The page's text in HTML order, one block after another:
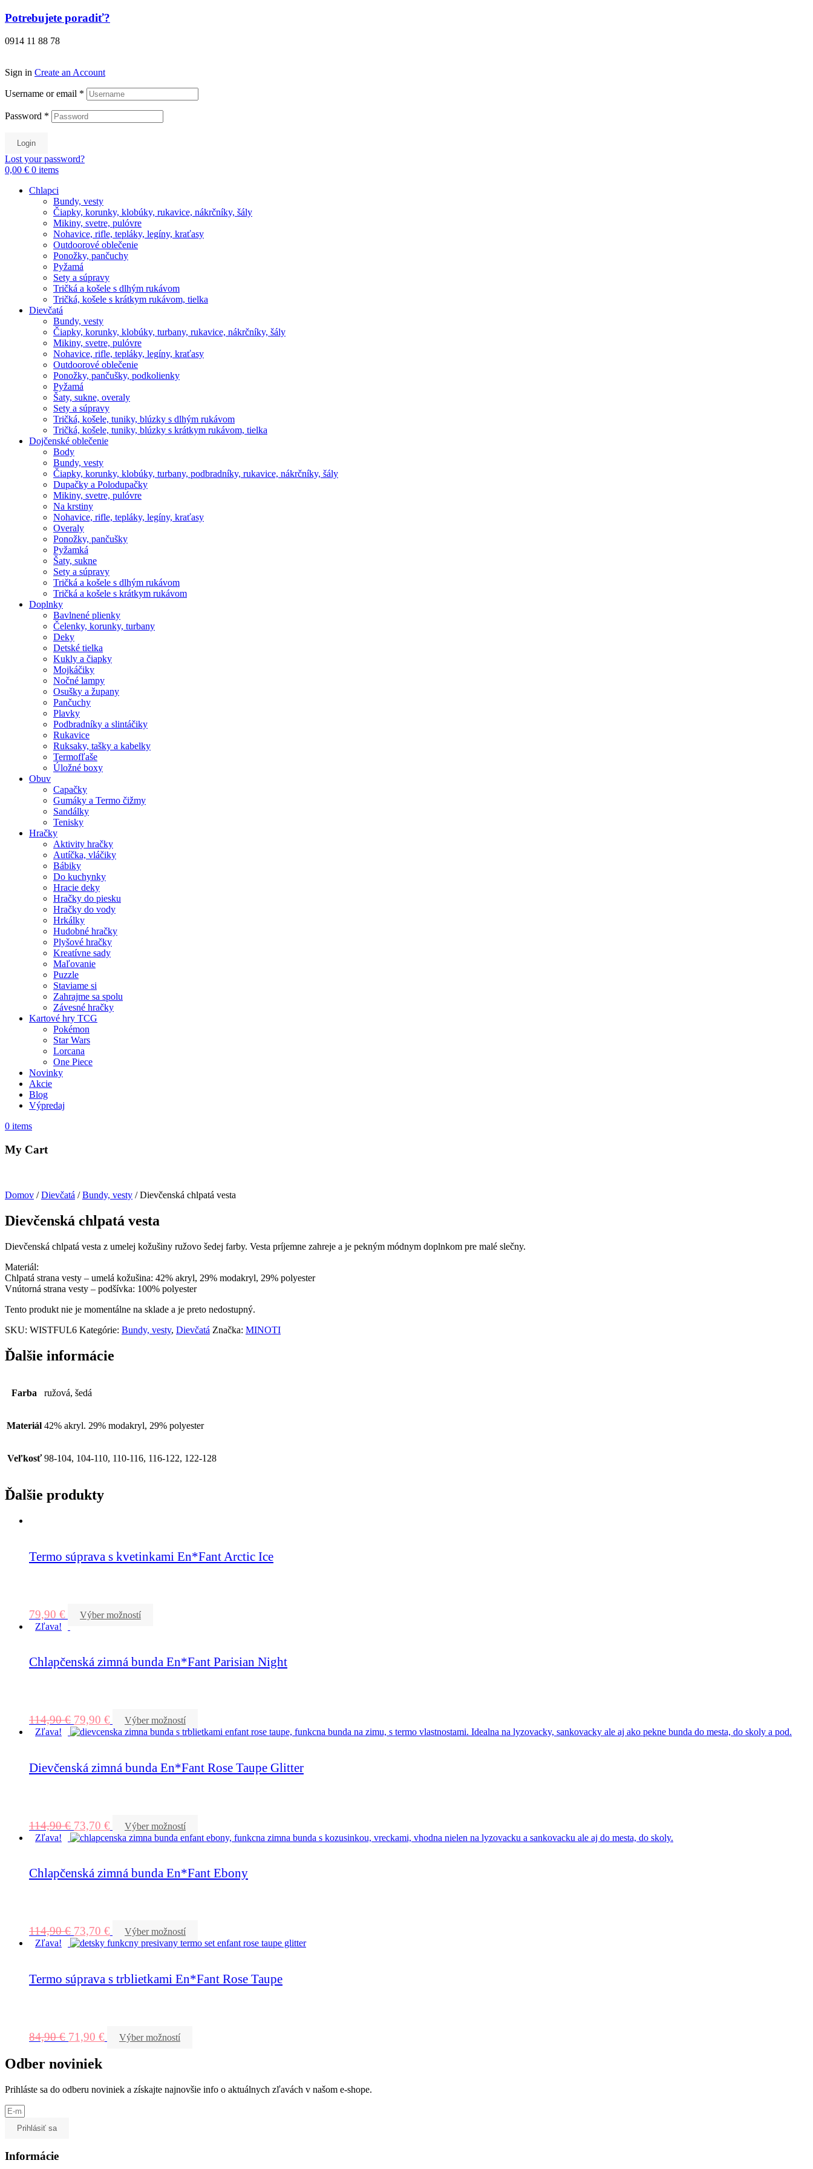
Preskočiť
obsah
Potrebujete poradiť?
0914 11 88 78
Sign in Create an Account
Username or email *
Password *
Login
Lost your password?
0,00 € 0 items
Chlapci
Bundy, vesty
Čiapky, korunky, klobúky, rukavice, nákrčníky, šály
Mikiny, svetre, pulóvre
Nohavice, rifle, tepláky, legíny, kraťasy
Outdoorové oblečenie
Ponožky, pančuchy
Pyžamá
Sety a súpravy
Tričká a košele s dlhým rukávom
Tričká, košele s krátkym rukávom, tielka
Dievčatá
Bundy, vesty
Čiapky, korunky, klobúky, turbany, rukavice, nákrčníky, šály
Mikiny, svetre, pulóvre
Nohavice, rifle, tepláky, legíny, kraťasy
Outdoorové oblečenie
Ponožky, pančušky, podkolienky
Pyžamá
Šaty, sukne, overaly
Sety a súpravy
Tričká, košele, tuniky, blúzky s dlhým rukávom
Tričká, košele, tuniky, blúzky s krátkym rukávom, tielka
Dojčenské oblečenie
Body
Bundy, vesty
Čiapky, korunky, klobúky, turbany, podbradníky, rukavice, nákrčníky, šály
Dupačky a Polodupačky
Mikiny, svetre, pulóvre
Na krstiny
Nohavice, rifle, tepláky, legíny, kraťasy
Overaly
Ponožky, pančušky
Pyžamká
Šaty, sukne
Sety a súpravy
Tričká a košele s dlhým rukávom
Tričká a košele s krátkym rukávom
Doplnky
Bavlnené plienky
Čelenky, korunky, turbany
Deky
Detské tielka
Kukly a čiapky
Mojkáčiky
Nočné lampy
Osušky a župany
Pančuchy
Plavky
Podbradníky a slintáčiky
Rukavice
Ruksaky, tašky a kabelky
Termofľaše
Úložné boxy
Obuv
Capačky
Gumáky a Termo čižmy
Sandálky
Tenisky
Hračky
Aktivity hračky
Autíčka, vláčiky
Bábiky
Do kuchynky
Hracie deky
Hračky do piesku
Hračky do vody
Hrkálky
Hudobné hračky
Plyšové hračky
Kreatívne sady
Maľovanie
Puzzle
Staviame si
Zahrajme sa spolu
Závesné hračky
Kartové hry TCG
Pokémon
Star Wars
Lorcana
One Piece
Novinky
Akcie
Blog
Výpredaj
0 items
My Cart
Domov /Dievčatá /Bundy, vesty / Dievčenská chlpatá vesta
Dievčenská chlpatá vesta
Dievčenská chlpatá vesta z umelej kožušiny ružovo šedej farby. Vesta príjemne zahreje a je pekným módnym doplnkom pre malé slečny.
Materiál:
Chlpatá strana vesty – umelá kožušina: 42% akryl, 29% modakryl, 29% polyester
Vnútorná strana vesty – podšívka: 100% polyester
Tento produkt nie je momentálne na sklade a je preto nedostupný.
SKU: WISTFUL6 Kategórie: Bundy, vesty, Dievčatá Značka: MINOTI
Ďalšie informácie
Farba ružová, šedá
Materiál 42% akryl. 29% modakryl, 29% polyester
Veľkosť 98-104, 104-110, 110-116, 116-122, 122-128
Ďalšie produkty
Termo súprava s kvetinkami En*Fant Arctic Ice
79,90 €
Výber možností
Zľava!
Chlapčenská zimná bunda En*Fant Parisian Night
114,90€ 79,90 €
Výber možností
Zľava!
Dievčenská zimná bunda En*Fant Rose Taupe Glitter
114,90€ 73,70 €
Výber možností
Zľava!
Chlapčenská zimná bunda En*Fant Ebony
114,90€ 73,70 €
Výber možností
Zľava!
Termo súprava s trblietkami En*Fant Rose Taupe
84,90€ 71,90 € Výber možností
Odber noviniek
Prihláste sa do odberu noviniek a získajte najnovšie info o aktuálnych zľavách v našom e-shope.
Prihlásiť sa
Informácie